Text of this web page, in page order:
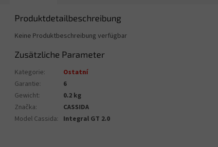
Produktdetailbeschreibung
Keine Produktbeschreibung verfügbar
Zusätzliche Parameter
Kategorie:
Ostatní
Garantie:
6
Gewicht:
0.2 kg
Značka:
CASSIDA
Model Cassida: Integral GT 2.0